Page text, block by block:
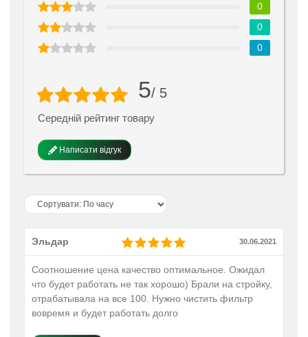
5/ 5
Середній рейтинг товару
Написати відгук
0
0
0
Эльдар 30.06.2021
Соотношение цена качество оптимальное. Ожидал
что будет работать не так хорошо) Брали на стройку,
отрабатывала на все 100. Нужно чистить фильтр
вовремя и будет работать долго